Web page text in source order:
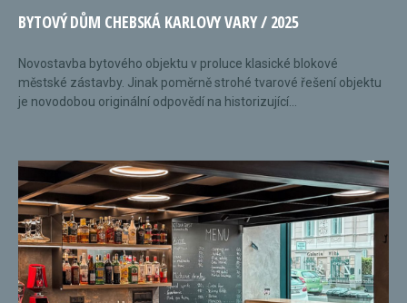
BYTOVÝ DŮM CHEBSKÁ KARLOVY VARY / 2025
Novostavba bytového objektu v proluce klasické blokové
městské zástavby. Jinak poměrně strohé tvarové řešení objektu
je novodobou originální odpovědí na historizující...